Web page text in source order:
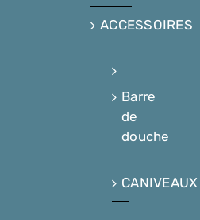
ACCESSOIRES
Barre
de
douche
CANIVEAUX